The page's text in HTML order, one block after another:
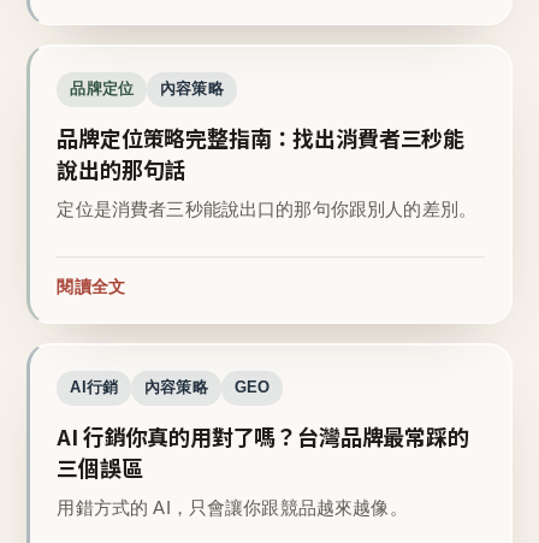
品牌定位 內容策略
品牌定位策略完整指南：找出消費者三秒能
說出的那句話
定位是消費者三秒能說出口的那句你跟別人的差別。
閱讀全文
AI行銷 內容策略 GEO
AI 行銷你真的用對了嗎？台灣品牌最常踩的
三個誤區
用錯方式的 AI，只會讓你跟競品越來越像。